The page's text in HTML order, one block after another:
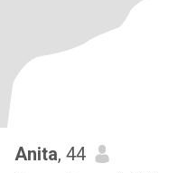
Anita, 44